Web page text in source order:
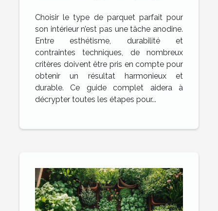
Choisir le type de parquet parfait pour
son intérieur n’est pas une tâche anodine.
Entre esthétisme, durabilité et
contraintes techniques, de nombreux
critères doivent être pris en compte pour
obtenir un résultat harmonieux et
durable. Ce guide complet aidera à
décrypter toutes les étapes pour...